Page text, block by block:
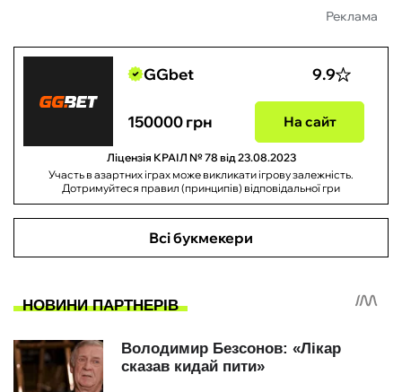
Реклама
GGbet 9.9
150000 грн На сайт
Ліцензія КРАІЛ № 78 від 23.08.2023
Участь в азартних іграх може викликати ігрову залежність.
Дотримуйтеся правил (принципів) відповідальної гри
Всі букмекери